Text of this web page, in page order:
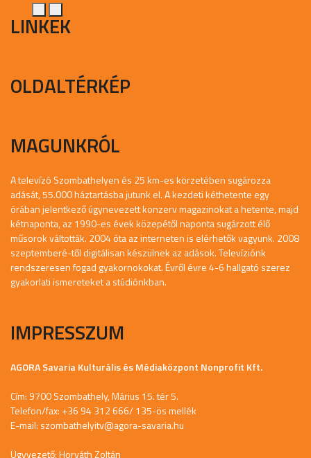
LINKEK
OLDALTÉRKÉP
MAGUNKRÓL
A televízó Szombathelyen és 25 km-es körzetében sugározza
adását, 55.000 háztartásba jutunk el. A kezdeti kéthetente egy
órában jelentkező úgynevezett konzerv magazinokat a hetente, majd
kétnaponta, az 1990-es évek közepétől naponta sugárzott élő
műsorok váltották. 2004 óta az interneten is elérhetők vagyunk. 2008
szeptemberé-től digitálisan készülnek az adások. Televíziónk
rendszeresen fogad gyakornokokat. Évről évre 4-6 hallgató szerez
gyakorlati ismereteket a stúdiónkban.
IMPRESSZUM
AGORA Savaria Kulturális és Médiaközpont Nonprofit Kft.
Cím: 9700 Szombathely, Márius 15. tér 5.
Telefon/fax: +36 94 312 666/ 135-ös mellék
E-mail: szombathelyitv@agora-savaria.hu
Ügyvezető: Horváth Zoltán